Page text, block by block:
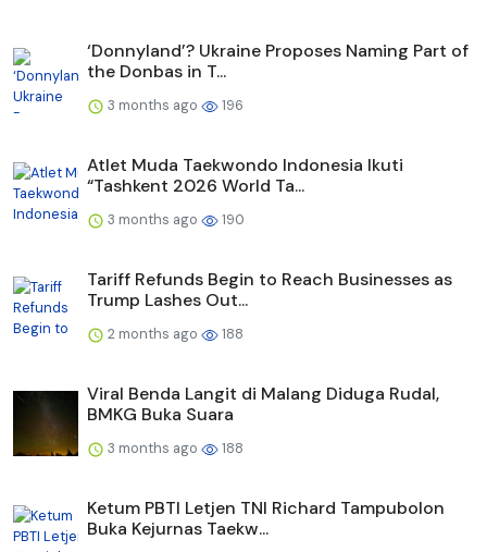
‘Donnyland’? Ukraine Proposes Naming Part of
the Donbas in T...
3 months ago 196
Atlet Muda Taekwondo Indonesia Ikuti
“Tashkent 2026 World Ta...
3 months ago 190
Tariff Refunds Begin to Reach Businesses as
Trump Lashes Out...
2 months ago 188
Viral Benda Langit di Malang Diduga Rudal,
BMKG Buka Suara
3 months ago 188
Ketum PBTI Letjen TNI Richard Tampubolon
Buka Kejurnas Taekw...